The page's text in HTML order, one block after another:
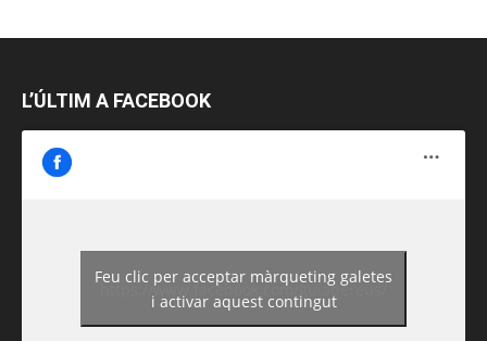
L’ÚLTIM A FACEBOOK
https://www.facebook.com/guiadereus/
Feu clic per acceptar màrqueting galetes
i activar aquest contingut